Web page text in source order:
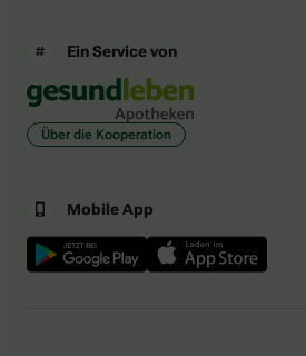
Ein Service von
Über die Kooperation
Mobile App